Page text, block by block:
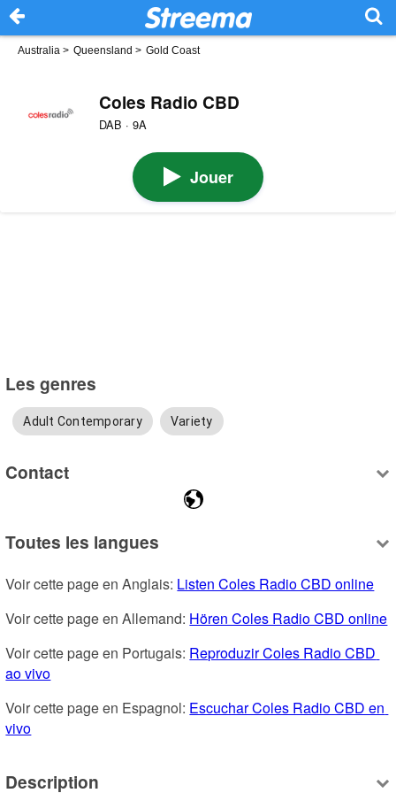
Australia > Queensland > Gold Coast
Coles Radio CBD
DAB · 9A
Jouer
Les genres
Adult Contemporary Variety
Contact
Toutes les langues
Voir cette page en Anglais: Listen Coles Radio CBD online
Voir cette page en Allemand: Hören Coles Radio CBD online
Voir cette page en Portugais: Reproduzir Coles Radio CBD
ao vivo
Voir cette page en Espagnol: Escuchar Coles Radio CBD en
vivo
Description